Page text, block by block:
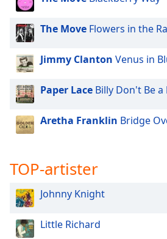
Fullscreen
This
modal
window.
Beginning
dialog
window.
will
cancel
and
close
window.
The Move Flowers in the
Jimmy Clanton Venus in
Paper Lace Billy Don't Be a
Aretha Franklin Bridge
TOP-artister
Johnny Knight
Little Richard